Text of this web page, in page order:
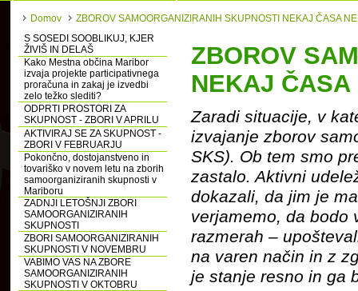
Domov
ZBOROV SAMOORGANIZIRANIH SKUPNOSTI NEKAJ ČASA
S SOSEDI SOOBLIKUJ, KJER
ŽIVIŠ IN DELAŠ
Kako Mestna občina Maribor
izvaja projekte participativnega
proračuna in zakaj je izvedbi
zelo težko slediti?
ODPRTI PROSTORI ZA
SKUPNOST - ZBORI V APRILU
AKTIVIRAJ SE ZA SKUPNOST -
ZBORI V FEBRUARJU
Pokončno, dostojanstveno in
tovariško v novem letu na zborih
samoorganiziranih skupnosti v
Mariboru
ZADNJI LETOŠNJI ZBORI
SAMOORGANIZIRANIH
SKUPNOSTI
ZBORI SAMOORGANIZIRANIH
SKUPNOSTI V NOVEMBRU
VABIMO VAS NA ZBORE
SAMOORGANIZIRANIH
SKUPNOSTI V OKTOBRU
ZBOROV
NEKAJ ČASA
Zaradi situacije, v
izvajanje zborov
SKS). Ob tem smo
zastalo. Aktivni
dokazali, da jim je
verjamemo, da bodo
razmerah –
na varen način in z
je stanje resno in ga